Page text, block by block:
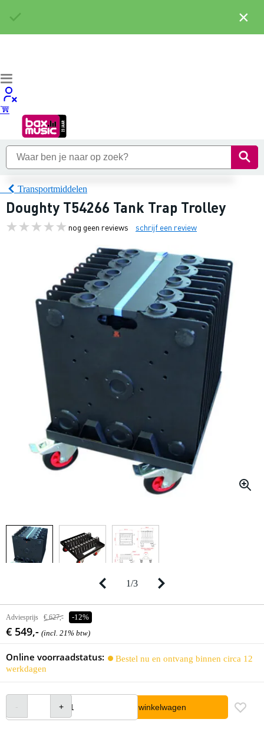
Transportmiddelen
Doughty T54266 Tank Trap Trolley
nog geen reviews schrijf een review
1/3
Adviesprijs € 627,- -12%
€ 549,- (incl. 21% btw)
Online voorraadstatus:
Bestel nu en ontvang binnen circa 12
werkdagen
In winkelwagen
×